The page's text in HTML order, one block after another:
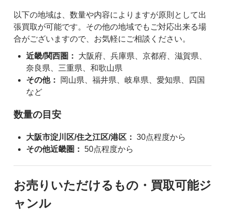
以下の地域は、数量や内容によりますが原則として出
張買取が可能です。その他の地域でもご対応出来る場
合がございますので、お気軽にご相談ください。
近畿/関西圏：
大阪府、兵庫県、京都府、滋賀県、
奈良県、三重県、和歌山県
その他：
岡山県、福井県、岐阜県、愛知県、四国
など
数量の目安
大阪市淀川区/住之江区/港区： 30点程度から
その他近畿圏： 50点程度から
お売りいただけるもの・買取可能ジ
ャンル